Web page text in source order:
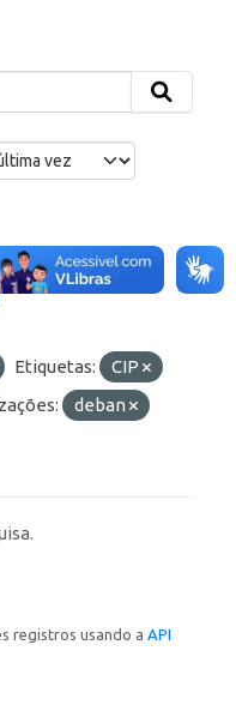
Etiquetas:
CIP
deban
registros usando a API